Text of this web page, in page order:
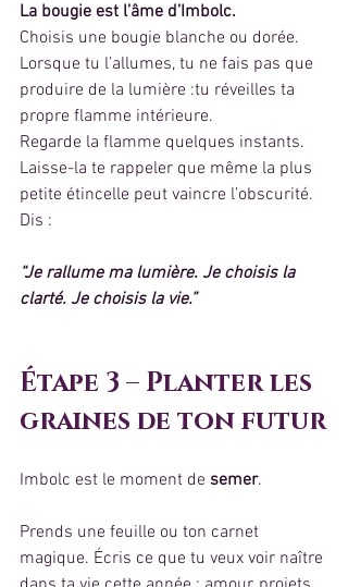
La bougie est l’âme d’Imbolc.
Choisis une bougie blanche ou dorée.
Lorsque tu l’allumes, tu ne fais pas que
produire de la lumière :tu réveilles ta
propre flamme intérieure.
Regarde la flamme quelques instants.
Laisse-la te rappeler que même la plus
petite étincelle peut vaincre l’obscurité.
Dis :
“Je rallume ma lumière. Je choisis la
clarté. Je choisis la vie.”
Étape 3 – Planter les
graines de ton futur
Imbolc est le moment de semer.
Prends une feuille ou ton carnet
magique. Écris ce que tu veux voir naître